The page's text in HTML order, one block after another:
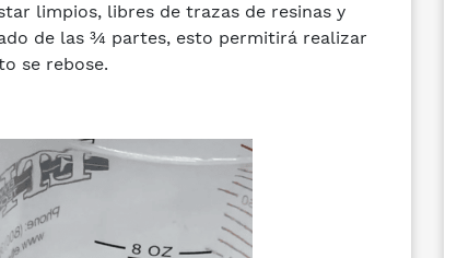
limpios, libres de trazas de resinas y
de las ¾ partes, esto permitirá realizar
se rebose.